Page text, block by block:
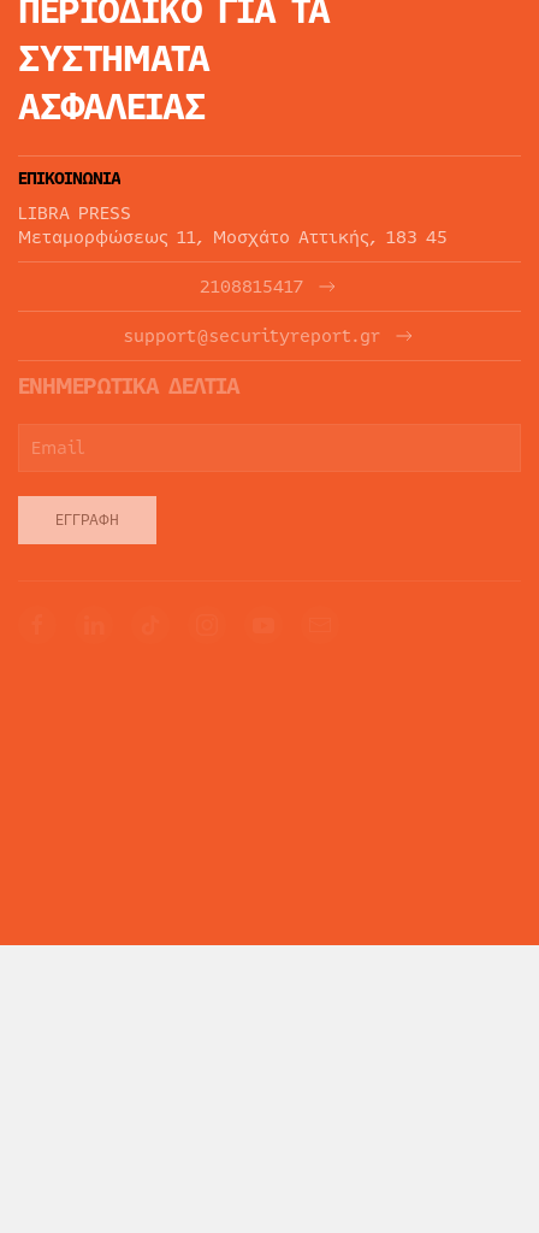
ΣΥΣΤΗΜΑΤΑ
ΑΣΦΑΛΕΙΑΣ
ΕΠΙΚΟΙΝΩΝΙΑ
LIBRA PRESS
Μεταμορφώσεως 11, Μοσχάτο Αττικής, 183 45
2108815417
support@securityreport.gr
ΕΝΗΜΕΡΩΤΙΚΑ ΔΕΛΤΙΑ
ΕΓΓΡΑΦΉ